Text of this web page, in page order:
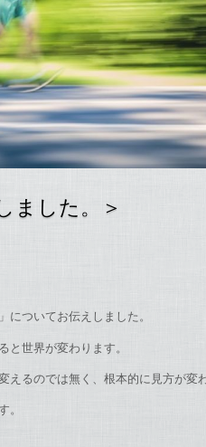
ました。＞
についてお伝えしました。
と世界が変わります。
るのでは無く、根本的に見方が変
。